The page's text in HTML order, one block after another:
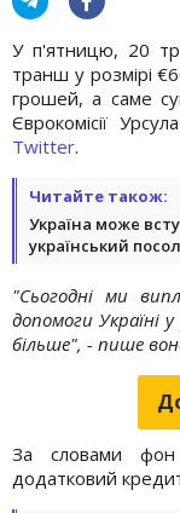
У п'ятницю, 20
транш у розмірі
грошей, а саме
Єврокомісії
Twitter.
Читайте також:
Україна може
український посол
"Сьогодні ми
допомоги Україні
більше", - пише
За словами фон
додатковий